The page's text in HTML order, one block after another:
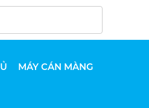
MÁY CÁN MÀNG